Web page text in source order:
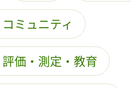
ミュニティ
価・測定・教育